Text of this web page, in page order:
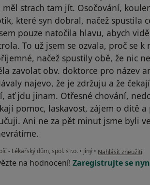
strach tam jít. Osočování,
které syn dobral, načež spustila
pouze natočila hlavu, abych
To už jsem se ozvala, proč se k
načež spustily obě, že nic
zavolat obv. doktorce pro název
najevo, že je zdržuju a že
ať jdu jinam. Otřesné chování,
pomoc, laskavost, zájem o dítě
Ani ne za pět minut jsme byli
- Lékařský dům, spol. s r.o. • Jiný • podle názoru
Nahlásit zneužití
na hodnocení! Zaregistrujte se